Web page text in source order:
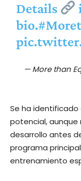
Details
bio.
— More than
Se ha
potencial,
desarrollo antes
programa
entrenamiento